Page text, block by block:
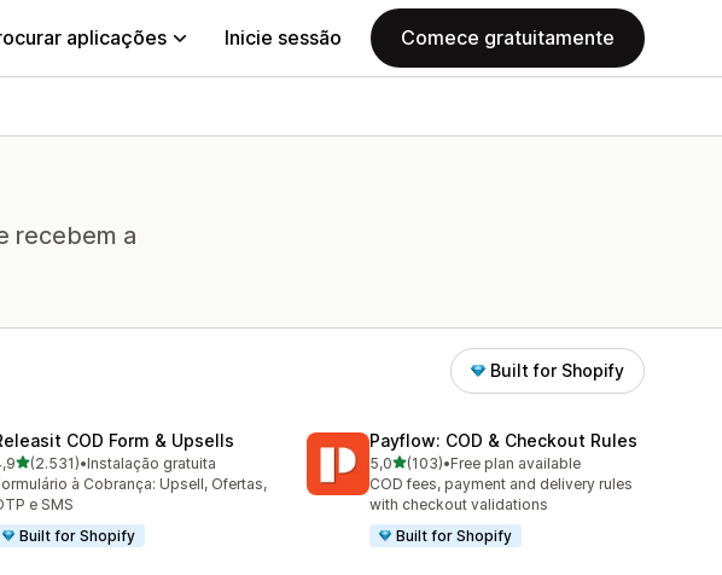
aplicações Inicie sessão Comece gratuitamente
recebem a
Built for Shopify
COD Form & Upsells
de 5 estrelas
(2.531)
total de avaliações
•Instalação gratuita
à Cobrança: Upsell, Ofertas,
e SMS
Built for Shopify
Payflow: COD & Checkout Rules
5,0de 5 estrelas
(103)
103 total de avaliações
•Free plan available
COD fees, payment and delivery rules
with checkout validations
Built for Shopify